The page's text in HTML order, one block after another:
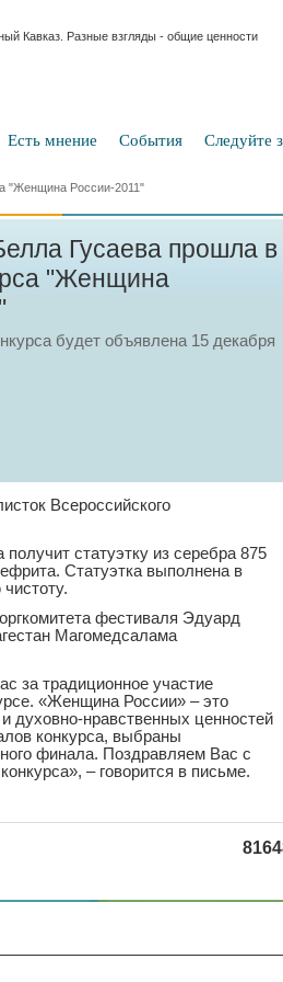
Есть мнение События Следуйте
"Женщина России-2011"
Гусаева прошла в
"Женщина
будет объявлена 15 декабря
Всероссийского
статуэтку из серебра 875
Статуэтка выполнена в
фестиваля Эдуард
Магомедсалама
за традиционное участие
«Женщина России» – это
духовно-нравственных ценностей
конкурса, выбраны
финала. Поздравляем Вас с
– говорится в письме.